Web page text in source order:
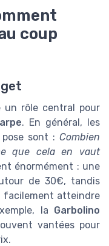
coup
un rôle central pour
. En général, les
sont : Combien
que cela en vaut
énormément : une
de 30€, tandis
facilement atteindre
la Garbolino
vantées pour